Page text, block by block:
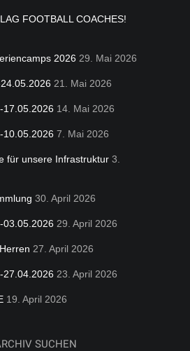
FOOTBALL COACHES!
2026 29. Mai 2026
21. Mai 2026
17.05.2026 14. Mai 2026
10.05.2026 7. Mai 2026
für unsere Infrastruktur 3.
30. April 2026
03.05.2026 29. April 2026
27. April 2026
27.04.2026 23. April 2026
19. April 2026
SUCHEN